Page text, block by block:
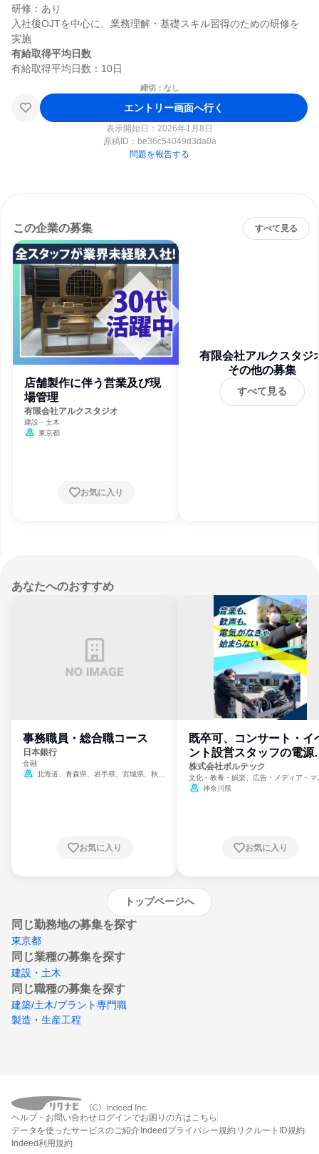
研修：あり
入社後OJTを中心に、業務理解・基礎スキル習得のための研修を
有給取得平均日数
締切：なし
エントリー画面へ行く
表示開始日：2026年1月8日
原稿ID： be36c54049d3da0a
問題を報告する
この企業の募集 すべて見る
店舗製作に伴う営業及び現
場管理
有限会社アルクスタジオ
建設・土木
東京都
お気に入り
有限会社アルクスタジ
その他の募集
すべて見る
あなたへのおすすめ
事務職員・総合職コース
日本銀行
金融
北海道、青森県、岩手県、宮城県、秋田
崎県、熊本県、大分県、宮崎県、鹿児島県、
お気に入り
既卒可、コンサート・イ
ント設営スタッフの電源
門
株式会社ボルテック
文化・教養・娯楽、広告・メディア・マ
ミ、電力・ガス・水道・エネルギー
神奈川県
お気に入り
トップページへ
同じ勤務地の募集を探す
東京都
同じ業種の募集を探す
建設・土木
同じ職種の募集を探す
建築/土木/プラント専門職
製造・生産工程
ヘルプ・お問い合わせ ログインでお困りの方はこちら
データを使ったサービスのご紹介Indeedプライバシー規約 リクルートID規約
Indeed利用規約